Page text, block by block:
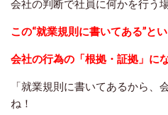
会社の判断で社員に何かを行う
この“就業規則に書いてある”と
会社の行為の「根拠・証拠」に
「就業規則に書いてあるから、
ね！